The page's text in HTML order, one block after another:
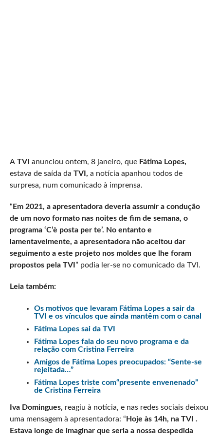
ATVI anunciou ontem, 8 janeiro, que Fátima Lopes,
estava de saída da TVI, a notícia apanhou todos de
surpresa, num comunicado à imprensa.
“ Em 2021, a apresentadora deveria assumir a condução
de um novo formato nas noites de fim de semana, o
programa ‘C’è posta per te’. No entanto e
lamentavelmente, a apresentadora não aceitou dar
seguimento a este projeto nos moldes que lhe foram
propostos pela TVI ” podia ler-se no comunicado da TVI.
Leia também:
Os motivos que levaram Fátima Lopes a sair da
TVI e os vínculos que ainda mantêm com o canal
Fátima Lopes sai da TVI
Fátima Lopes fala do seu novo programa e da
relação com Cristina Ferreira
Amigos de Fátima Lopes preocupados: “Sente-se
rejeitada…”
Fátima Lopes triste com“presente envenenado”
de Cristina Ferreira
Iva Domingues, reagiu à notícia, e nas redes sociais deixou
uma mensagem à apresentadora: “ Hoje às 14h, na TVI .
Estava longe de imaginar que seria a nossa despedida